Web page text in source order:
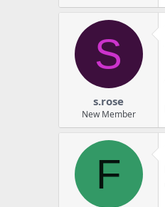
S
s.rose
New Member
F